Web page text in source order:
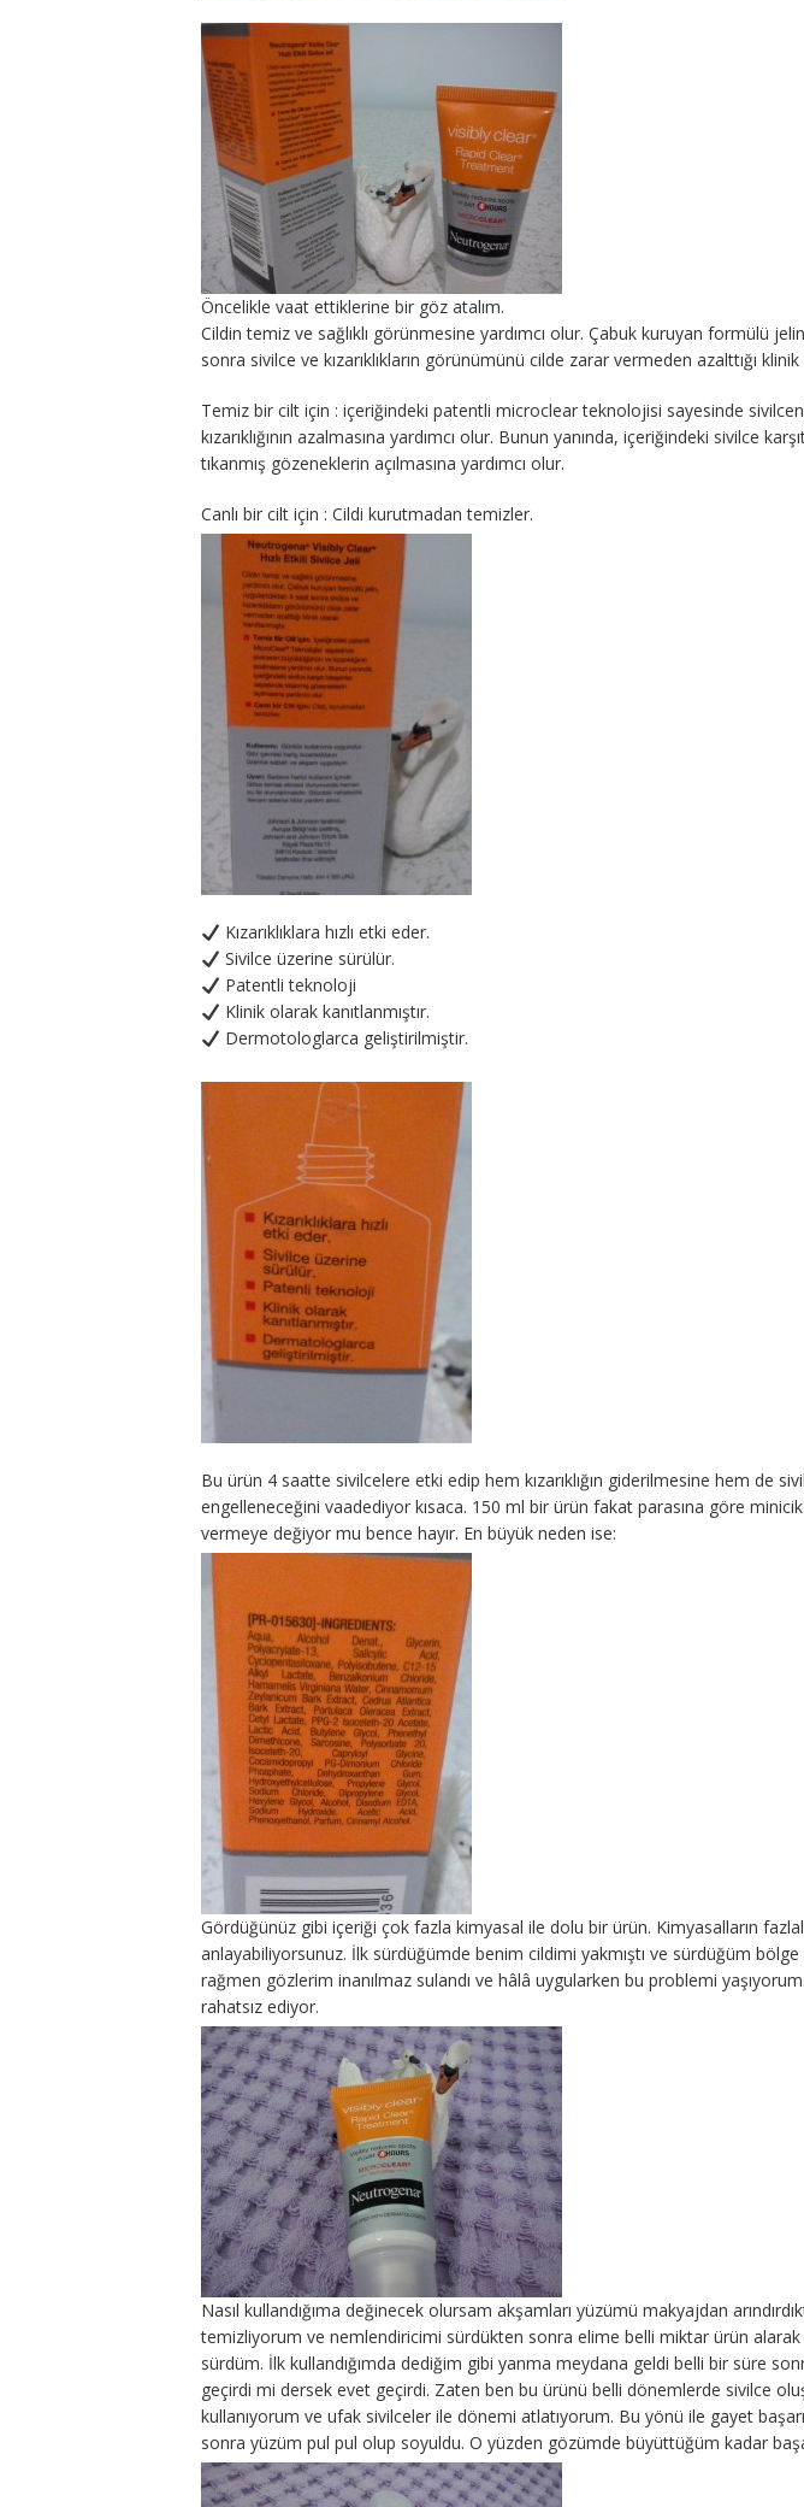
Öncelikle vaat ettiklerine bir göz atalım.
Cildin temiz ve sağlıklı görünmesine yardımcı olur. Çabuk kuruyan formülü
sonra sivilce ve kızarıklıkların görünümünü cilde zarar vermeden azalttığı klinik
Temiz bir cilt için : içeriğindeki patentli microclear teknolojisi sayesinde
kızarıklığının azalmasına yardımcı olur. Bunun yanında, içeriğindeki sivilce
tıkanmış gözeneklerin açılmasına yardımcı olur.
Canlı bir cilt için : Cildi kurutmadan temizler.
Kızarıklıklara hızlı etki eder.
Sivilce üzerine sürülür.
Patentli teknoloji
Klinik olarak kanıtlanmıştır.
Dermotologlarca geliştirilmiştir.
Bu ürün 4 saatte sivilcelere etki edip hem kızarıklığın giderilmesine hem de
engelleneceğini vaadediyor kısaca. 150 ml bir ürün fakat parasına göre
vermeye değiyor mu bence hayır. En büyük neden ise:
Gördüğünüz gibi içeriği çok fazla kimyasal ile dolu bir ürün. Kimyasalların
anlayabiliyorsunuz. İlk sürdüğümde benim cildimi yakmıştı ve sürdüğüm
rağmen gözlerim inanılmaz sulandı ve hâlâ uygularken bu problemi
rahatsız ediyor.
Nasıl kullandığıma değinecek olursam akşamları yüzümü makyajdan
temizliyorum ve nemlendiricimi sürdükten sonra elime belli miktar ürün
sürdüm. İlk kullandığımda dediğim gibi yanma meydana geldi belli bir süre
geçirdi mi dersek evet geçirdi. Zaten ben bu ürünü belli dönemlerde sivilce
kullanıyorum ve ufak sivilceler ile dönemi atlatıyorum. Bu yönü ile gayet
sonra yüzüm pul pul olup soyuldu. O yüzden gözümde büyüttüğüm kadar